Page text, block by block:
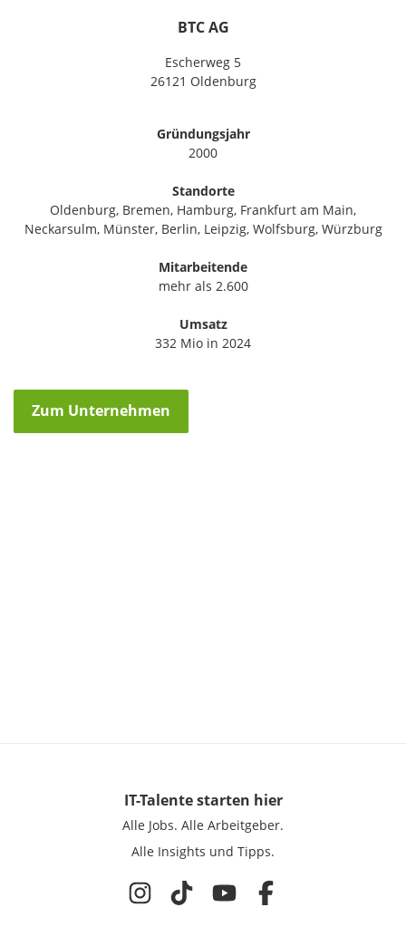
BTC AG
Escherweg 5
26121 Oldenburg
Gründungsjahr
2000
Standorte
Oldenburg, Bremen, Hamburg, Frankfurt am Main,
Neckarsulm, Münster, Berlin, Leipzig, Wolfsburg, Würzburg
Mitarbeitende
mehr als 2.600
Umsatz
332 Mio in 2024
Zum Unternehmen
IT-Talentestarten hier
Alle Jobs. Alle Arbeitgeber.
Alle Insights und Tipps.